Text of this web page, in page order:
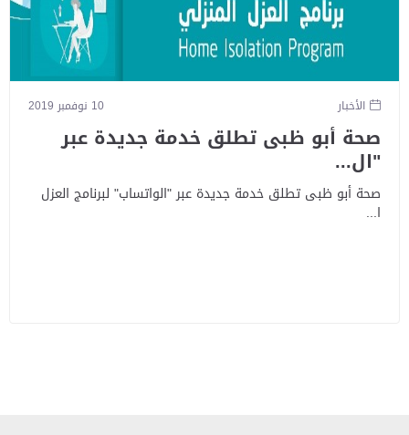
الأخبار 10 نوفمبر 2019
صحة أبو ظبى تطلق خدمة جديدة عبر
"ال...
صحة أبو ظبى تطلق خدمة جديدة عبر "الواتساب" لبرنامج العزل
ا...